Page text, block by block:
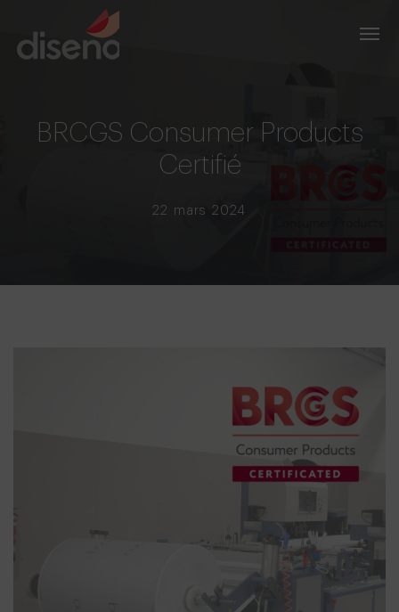
BRCGS Consumer Products
Certifié
22 mars 2024